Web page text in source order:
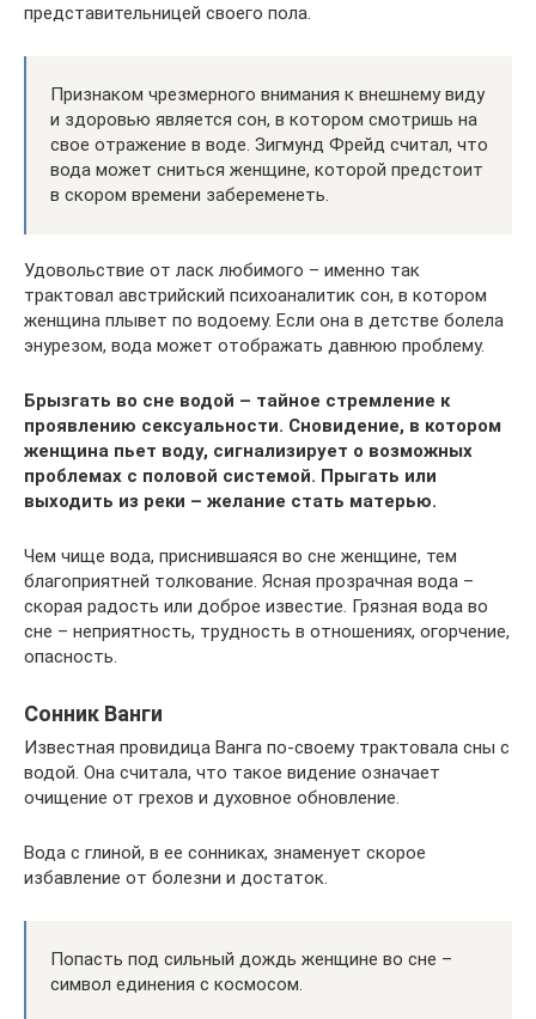
представительницей своего пола.
Признаком чрезмерного внимания к внешнему виду
и здоровью является сон, в котором смотришь на
свое отражение в воде. Зигмунд Фрейд считал, что
вода может сниться женщине, которой предстоит
в скором времени забеременеть.
Удовольствие от ласк любимого – именно так
трактовал австрийский психоаналитик сон, в котором
женщина плывет по водоему. Если она в детстве болела
энурезом, вода может отображать давнюю проблему.
Брызгать во сне водой – тайное стремление к
проявлению сексуальности. Сновидение, в котором
женщина пьет воду, сигнализирует о возможных
проблемах с половой системой. Прыгать или
выходить из реки – желание стать матерью.
Чем чище вода, приснившаяся во сне женщине, тем
благоприятней толкование. Ясная прозрачная вода –
скорая радость или доброе известие. Грязная вода во
сне – неприятность, трудность в отношениях, огорчение,
опасность.
Сонник Ванги
Известная провидица Ванга по-своему трактовала сны с
водой. Она считала, что такое видение означает
очищение от грехов и духовное обновление.
Вода с глиной, в ее сонниках, знаменует скорое
избавление от болезни и достаток.
Попасть под сильный дождь женщине во сне –
символ единения с космосом.